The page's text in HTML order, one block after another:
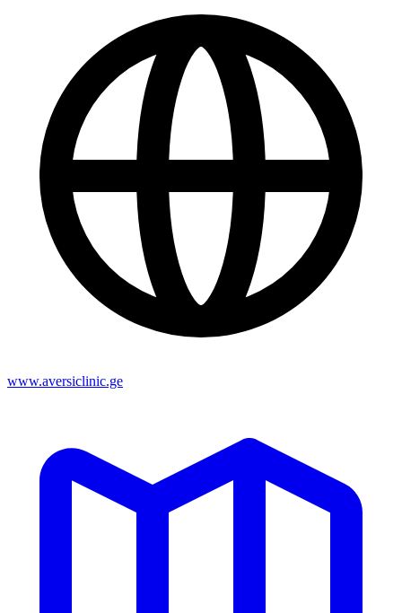
www.aversiclinic.ge